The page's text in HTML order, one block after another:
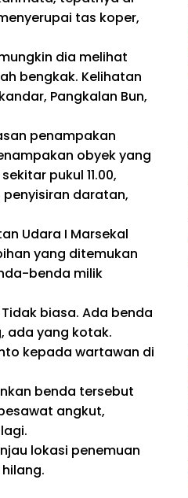
tas koper,
dia melihat
bengkak. Kelihatan
Pangkalan Bun,
penampakan
obyek yang
pukul 11.00,
daratan,
Udara I Marsekal
yang ditemukan
benda milik
biasa. Ada benda
ada yang kotak.
kepada wartawan di
benda tersebut
angkut,
lokasi penemuan